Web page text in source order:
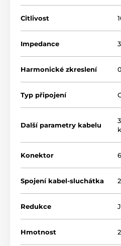
Citlivost
Impedance
Harmonické zkreslení
Typ připojení
Další parametry kabelu
Konektor
Spojení kabel-sluchátka
Redukce
Hmotnost